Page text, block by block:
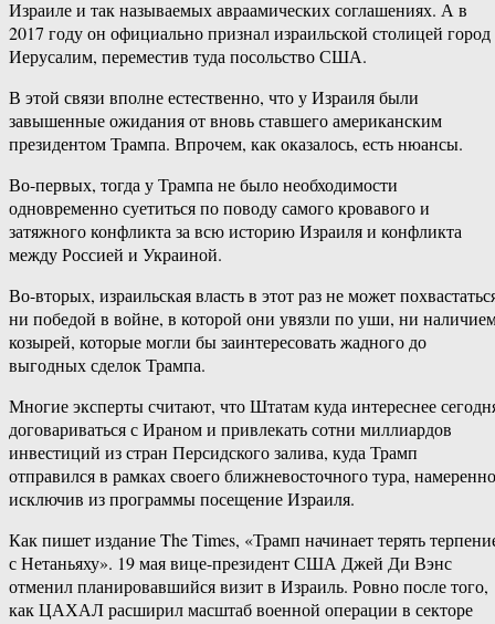
Израиле и так называемых авраамических соглашениях. А в
2017 году он официально признал израильской столицей город
Иерусалим, переместив туда посольство США.
В этой связи вполне естественно, что у Израиля были
завышенные ожидания от вновь ставшего американским
президентом Трампа. Впрочем, как оказалось, есть нюансы.
Во-первых, тогда у Трампа не было необходимости
одновременно суетиться по поводу самого кровавого и
затяжного конфликта за всю историю Израиля и конфликта
между Россией и Украиной.
Во-вторых, израильская власть в этот раз не может
ни победой в войне, в которой они увязли по уши, ни
козырей, которые могли бы заинтересовать жадного до
выгодных сделок Трампа.
Многие эксперты считают, что Штатам куда интереснее
договариваться с Ираном и привлекать сотни миллиардов
инвестиций из стран Персидского залива, куда Трамп
отправился в рамках своего ближневосточного тура, намеренно
исключив из программы посещение Израиля.
Как пишет издание The Times, «Трамп начинает терять
с Нетаньяху». 19 мая вице-президент США Джей Ди Вэнс
отменил планировавшийся визит в Израиль. Ровно после того,
как ЦАХАЛ расширил масштаб военной операции в секторе